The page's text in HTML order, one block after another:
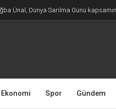
Ünal, Dünya Sarılma Günü
Ekonomi Spor Gündem